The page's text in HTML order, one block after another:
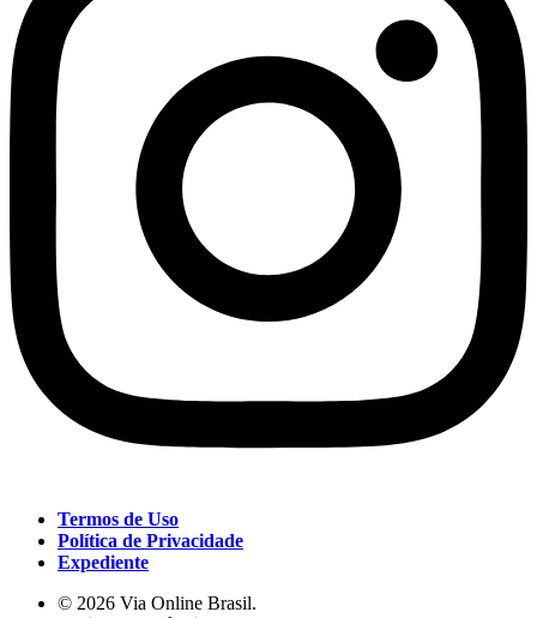
Termos de Uso
Política de Privacidade
Expediente
© 2026 Via Online Brasil.